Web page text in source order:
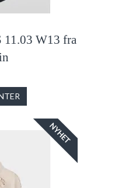
11.03 W13 fra
NYHET